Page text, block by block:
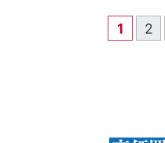
1 2